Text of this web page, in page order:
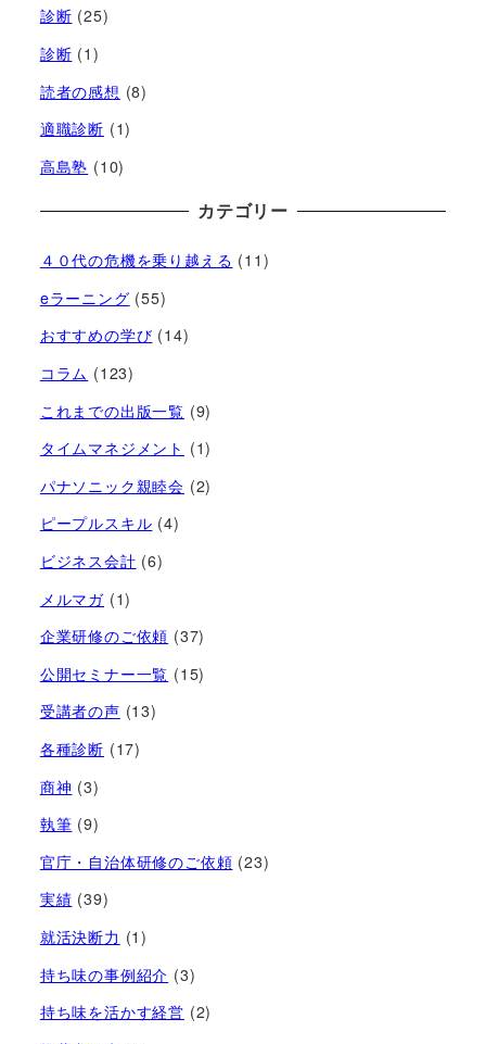
診断 (25)
診断 (1)
読者の感想 (8)
適職診断 (1)
高島塾 (10)
カテゴリー
４０代の危機を乗り越える (11)
eラーニング (55)
おすすめの学び (14)
コラム (123)
これまでの出版一覧 (9)
タイムマネジメント (1)
パナソニック親睦会 (2)
ピープルスキル (4)
ビジネス会計 (6)
メルマガ (1)
企業研修のご依頼 (37)
公開セミナー一覧 (15)
受講者の声 (13)
各種診断 (17)
商神 (3)
執筆 (9)
官庁・自治体研修のご依頼 (23)
実績 (39)
就活決断力 (1)
持ち味の事例紹介 (3)
持ち味を活かす経営​ (2)